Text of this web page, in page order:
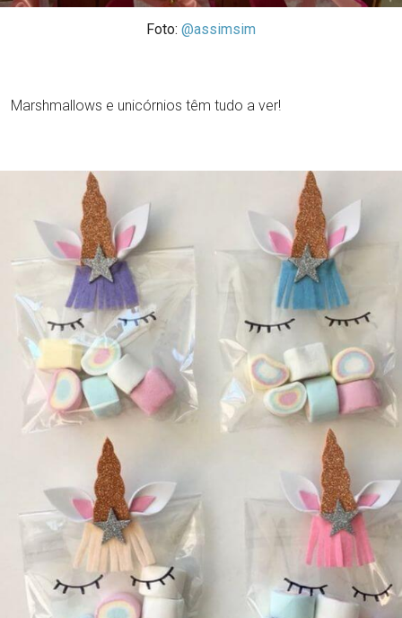
Foto: @assimsim
Marshmallows e unicórnios têm tudo a ver!